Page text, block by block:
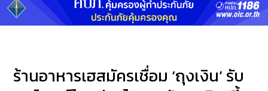
ร้านอาหารเฮสมัครเชื่อม ‘ถุงเงิน’ รับ